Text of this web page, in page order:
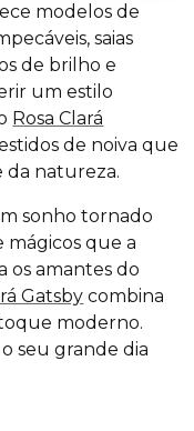
modelos de
saias
de brilho e
um estilo
Rosa Clará
de noiva que
da natureza.
sonho tornado
mágicos que a
os amantes do
Gatsby combina
moderno.
seu grande dia